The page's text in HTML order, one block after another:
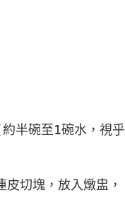
半碗至1碗水，視乎
切塊，放入燉盅，